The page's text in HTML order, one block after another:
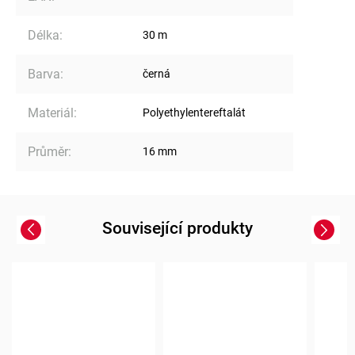
Délka: 30 m
Barva: černá
Materiál: Polyethylentereftalát
Průměr: 16 mm
Související produkty
Previous Next